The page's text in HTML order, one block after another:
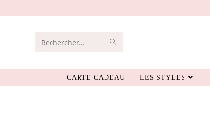
Rechercher
CARTE CADEAU LES STYLES